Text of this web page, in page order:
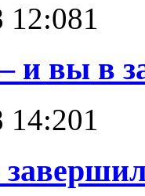
12:081
и вы в
14:201